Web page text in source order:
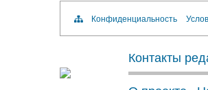
Конфиденциальность
Контакты